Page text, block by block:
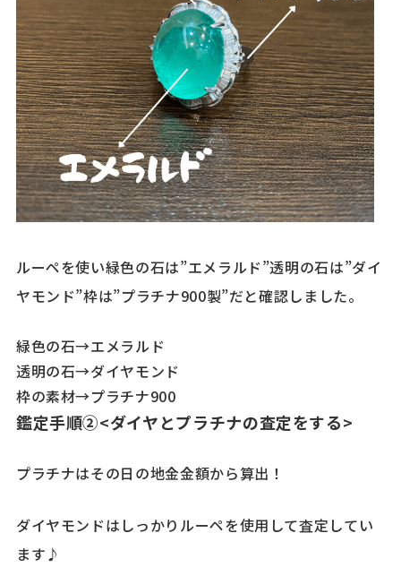
ルーペを使い緑色の石は”エメラルド”透明の石は”ダイ
ヤモンド”枠は”プラチナ900製”だと確認しました。
緑色の石→エメラルド
透明の石→ダイヤモンド
枠の素材→プラチナ900
鑑定手順②<ダイヤとプラチナの査定をする>
プラチナはその日の地金金額から算出！
ダイヤモンドはしっかりルーペを使用して査定してい
ます♪